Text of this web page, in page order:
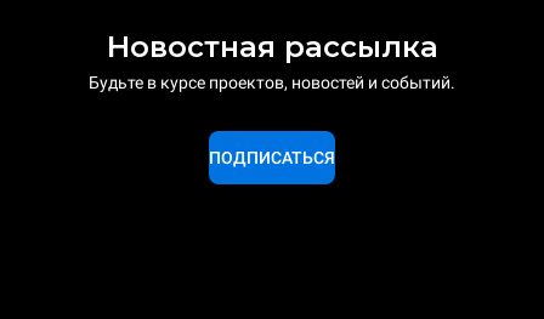
Новостная рассылка
Будьте в курсе проектов, новостей и событий.
ПОДПИСАТЬСЯ